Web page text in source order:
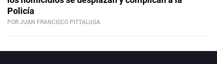
Policía
POR JUAN FRANCISCO PITTALUGA